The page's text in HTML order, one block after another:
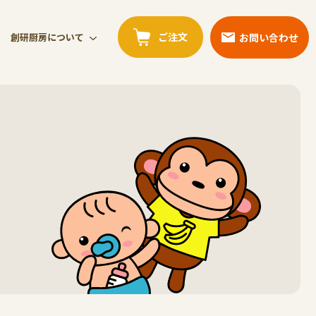
創研厨房について ご注文 お問い合わせ